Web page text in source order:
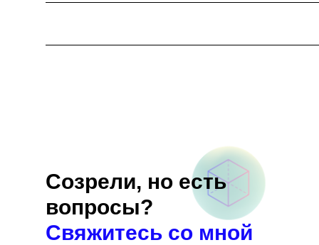
Созрели, но есть
вопросы?
Свяжитесь со мной